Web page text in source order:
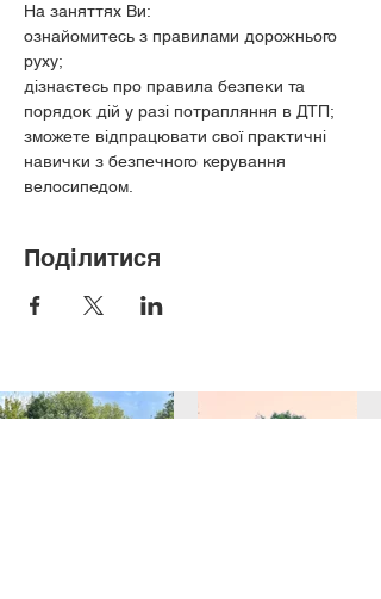
На заняттях Ви:
ознайомитесь з правилами дорожнього
руху;
дізнаєтесь про правила безпеки та
порядок дій у разі потрапляння в ДТП;
зможете відпрацювати свої практичні
навички з безпечного керування
велосипедом.
Поділитися